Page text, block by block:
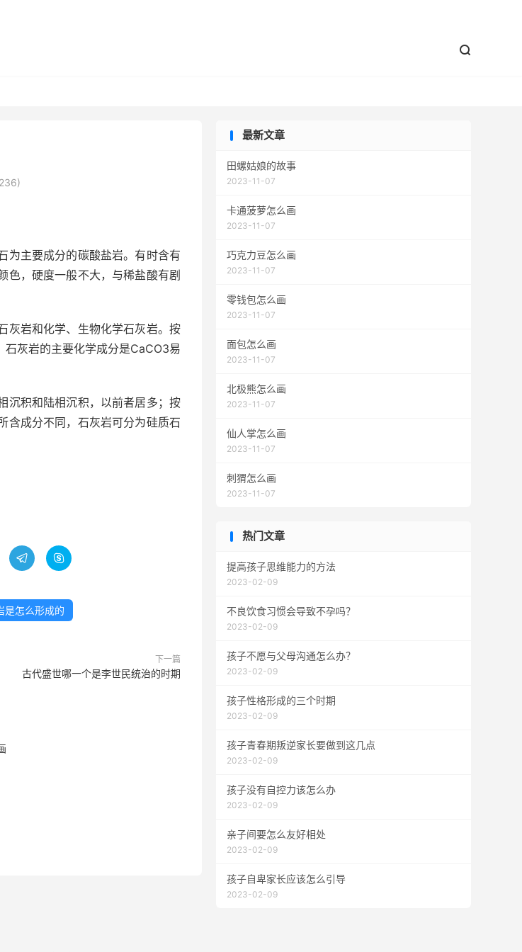

为主要成分的碳酸盐岩。有时含有
色，硬度一般不大，与稀盐酸有剧
灰岩和化学、生物化学石灰岩。按
灰岩的主要化学成分是CaCO3易
沉积和陆相沉积，以前者居多；按
含成分不同，石灰岩可分为硅质石
 
是怎么形成的
下一篇
古代盛世哪一个是李世民统治的时期
最新文章
田螺姑娘的故事
2023-11-07
卡通菠萝怎么画
2023-11-07
巧克力豆怎么画
2023-11-07
零钱包怎么画
2023-11-07
面包怎么画
2023-11-07
北极熊怎么画
2023-11-07
仙人掌怎么画
2023-11-07
刺猬怎么画
2023-11-07
热门文章
提高孩子思维能力的方法
2023-02-09
不良饮食习惯会导致不孕吗？
2023-02-09
孩子不愿与父母沟通怎么办？
2023-02-09
孩子性格形成的三个时期
2023-02-09
孩子青春期叛逆家长要做到这几点
2023-02-09
孩子没有自控力该怎么办
2023-02-09
亲子间要怎么友好相处
2023-02-09
孩子自卑家长应该怎么引导
2023-02-09